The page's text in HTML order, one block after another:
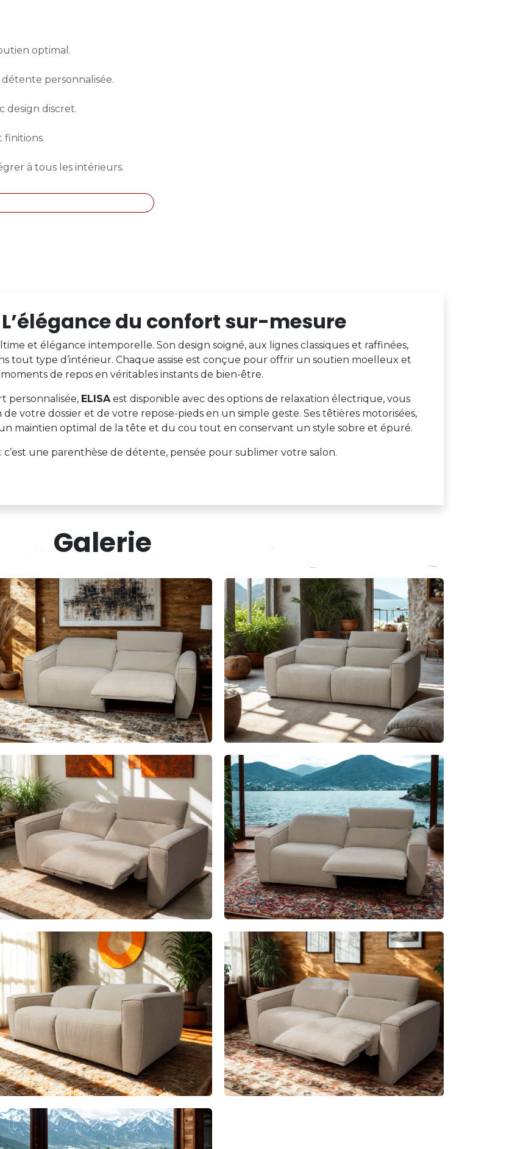
optimal.
personnalisée.
design discret.
finitions.
à tous les intérieurs.
L’élégance du confort sur-mesure
et élégance intemporelle. Son design soigné, aux lignes classiques et raffinées,
tout type d’intérieur. Chaque assise est conçue pour offrir un soutien moelleux et
de repos en véritables instants de bien-être.
personnalisée, ELISAest disponible avec des options de relaxation électrique, vous
votre dossier et de votre repose-pieds en un simple geste. Ses têtières motorisées,
maintien optimal de la tête et du cou tout en conservant un style sobre et épuré.
: c’est une parenthèse de détente, pensée pour sublimer votre salon.
Galerie